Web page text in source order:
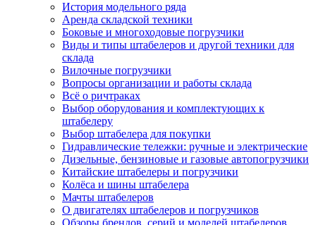
История модельного ряда
Аренда складской техники
Боковые и многоходовые погрузчики
Виды и типы штабелеров и другой техники для
склада
Вилочные погрузчики
Вопросы организации и работы склада
Всё о ричтраках
Выбор оборудования и комплектующих к
штабелеру
Выбор штабелера для покупки
Гидравлические тележки: ручные и электрические
Дизельные, бензиновые и газовые автопогрузчики
Китайские штабелеры и погрузчики
Колёса и шины штабелера
Мачты штабелеров
О двигателях штабелеров и погрузчиков